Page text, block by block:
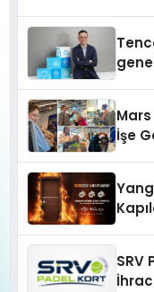
şunları kaydetti:
İşe
SRV